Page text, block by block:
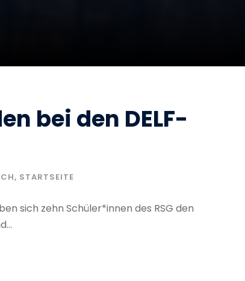
bei den DELF-
, STARTSEITE
sich zehn Schüler*innen des RSG den